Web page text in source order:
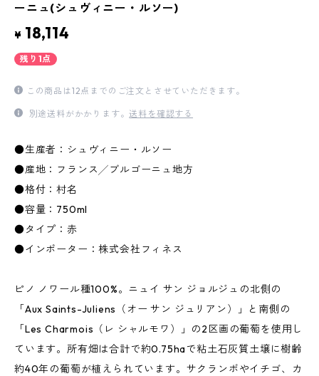
ーニュ(シュヴィニー・ルソー)
¥ 18,114
残り1点
この商品は12点までのご注文とさせていただきます。
別途送料がかかります。送料を確認する
●生産者：シュヴィニー・ルソー
●産地：フランス╱ブルゴーニュ地方
●格付：村名
●容量：750ml
●タイプ：赤
●インポーター：株式会社フィネス
ピノ ノワール種100%。ニュイ サン ジョルジュの北側の
「Aux Saints-Juliens（オー サン ジュリアン）」と南側の
「Les Charmois（レ シャルモワ）」の2区画の葡萄を使用し
ています。所有畑は合計で約0.75haで粘土石灰質土壌に樹齢
約40年の葡萄が植えられています。サクランボやイチゴ、カ